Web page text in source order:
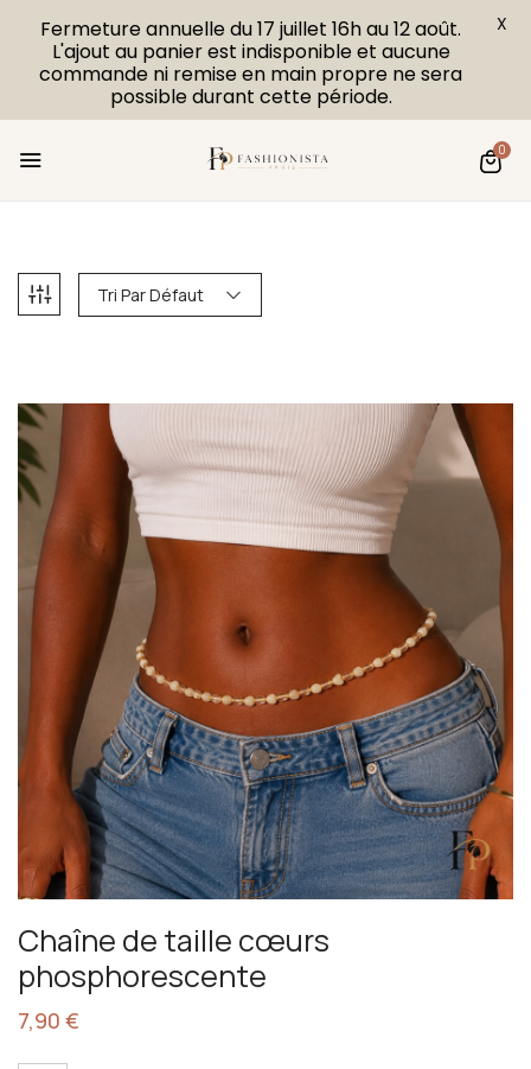
0
Tri Par Défaut
Chaîne de taille cœurs
phosphorescente
7,90 €
Fermeture annuelle du 17 juillet 16h au 12 août.
L'ajout au panier est indisponible et aucune
commande ni remise en main propre ne sera
possible durant cette période.
X